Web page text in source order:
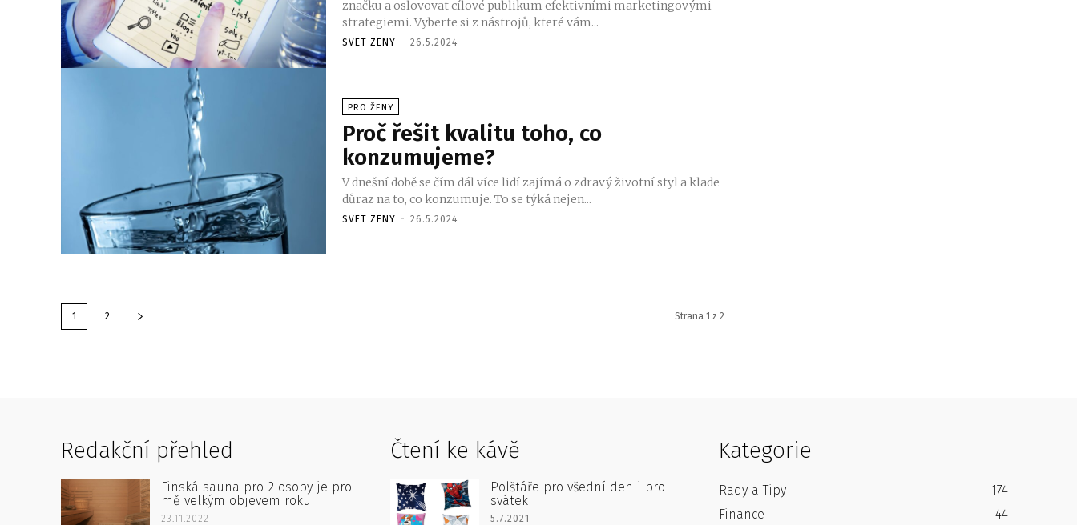
značku a oslovovat cílové publikum efektivními marketingovými
strategiemi. Vyberte si z nástrojů, které vám...
SVET ZENY - 26.5.2024
PRO ŽENY
Proč řešit kvalitu toho, co
konzumujeme?
V dnešní době se čím dál více lidí zajímá o zdravý životní styl a klade
důraz na to, co konzumuje. To se týká nejen...
SVET ZENY - 26.5.2024
1 2 Strana 1 z 2
Redakční přehled
Finská sauna pro 2 osoby je pro
mě velkým objevem roku
23.11.2022
Čtení ke kávě
Polštáře pro všední den i pro
svátek
5.7.2021
Kategorie
Rady a Tipy
174
Finance
44